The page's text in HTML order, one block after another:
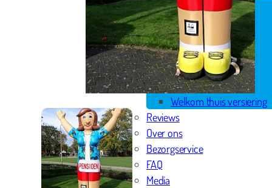
Geboorte versiering
Geslaagd versiering
Huwelijk versiering
Pensioen versiering
Verjaardag versiering
Voordeelpakketten
Welkom thuis versiering
Reviews
Over ons
Bezorgservice
FAQ
Media